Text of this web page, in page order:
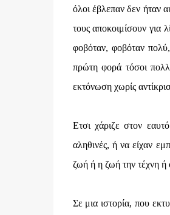
όλοι έβλεπαν δεν ήταν
τους αποκοιμίσουν για
φοβόταν, φοβόταν
πρώτη φορά τόσοι
εκτόνωση χωρίς
Ετσι χάριζε στον
αληθινές, ή να είχαν
ζωή ή η ζωή την τέχνη ή
Σε μια ιστορία, που